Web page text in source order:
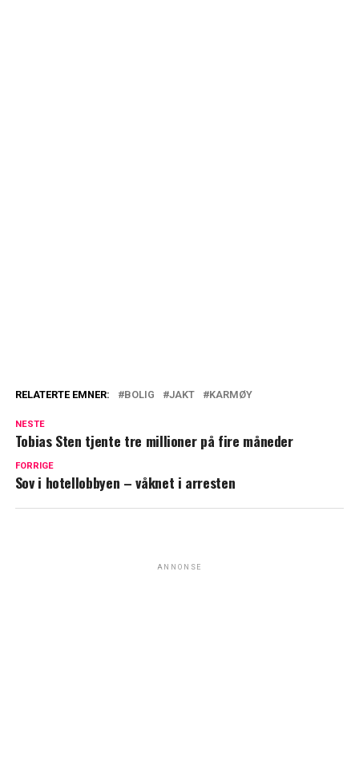
RELATERTE EMNER: BOLIG JAKT KARMØY
NESTE
Tobias Sten tjente tre millioner på fire måneder
FORRIGE
Sov i hotellobbyen – våknet i arresten
ANNONSE